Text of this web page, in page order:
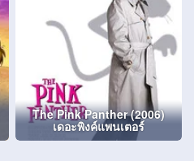
The Pink Panther (2006)
เดอะพิงค์แพนเตอร์